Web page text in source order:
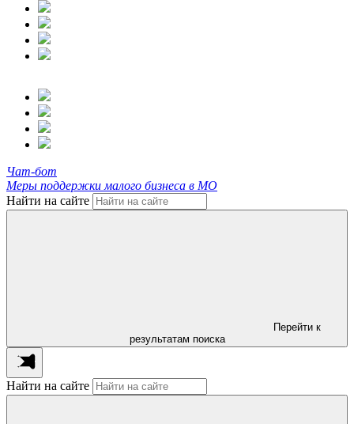
Чат-бот
Меры поддержки малого бизнеса в МО
Найти на сайте
Перейти к
результатам поиска
Найти на сайте